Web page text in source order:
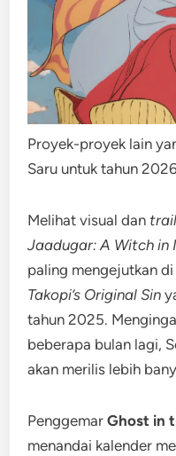
Proyek-proyek lain
Saru untuk tahun
Melihat visual dan
Jaadugar: A Witch in
paling mengejutkan
Takopi’s Original Sin
tahun 2025.
beberapa bulan lagi,
akan merilis lebih
PenggemarGhost in
menandai kalender